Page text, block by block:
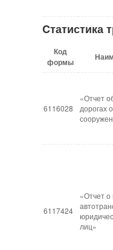
Cтатистика
Код
формы
6116028
«Отчет
дорогах
6117424
«Отчет о
лиц»